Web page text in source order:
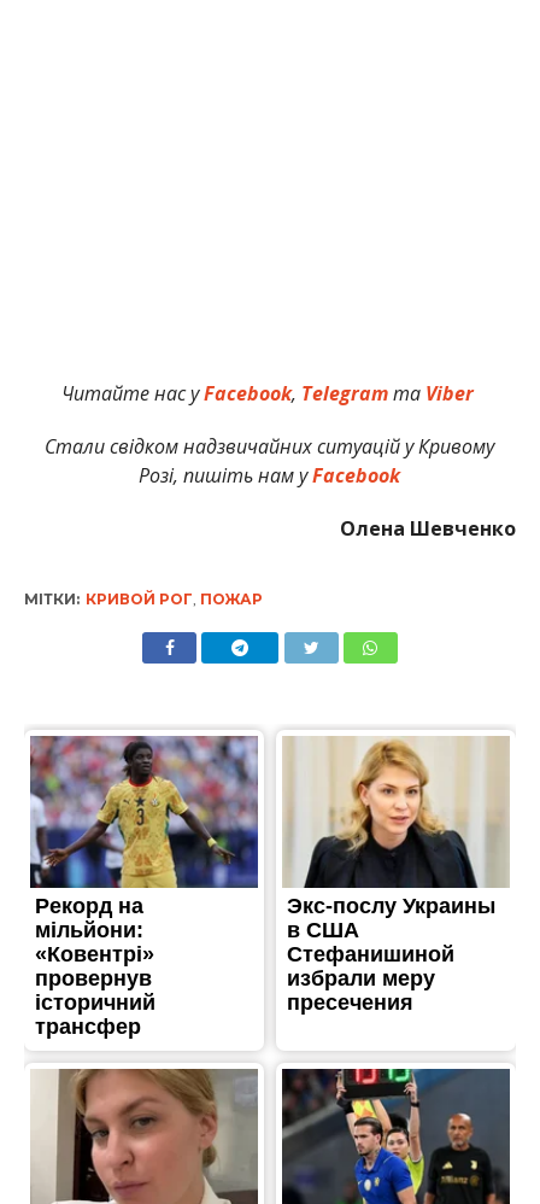
Читайте нас уFacebook, Telegramта Viber
Стали свідком надзвичайних ситуацій у Кривому
Розі, пишіть нам уFacebook
Олена Шевченко
МІТКИ: КРИВОЙ РОГ, ПОЖАР